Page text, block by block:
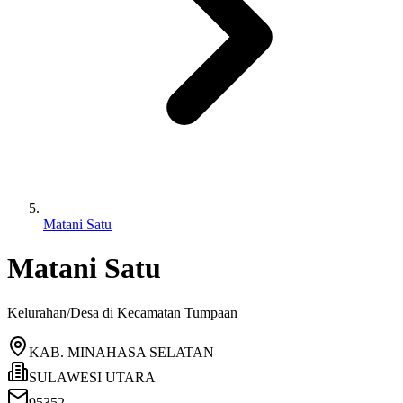
Matani Satu
Matani Satu
Kelurahan/Desa di Kecamatan Tumpaan
KAB. MINAHASA SELATAN
SULAWESI UTARA